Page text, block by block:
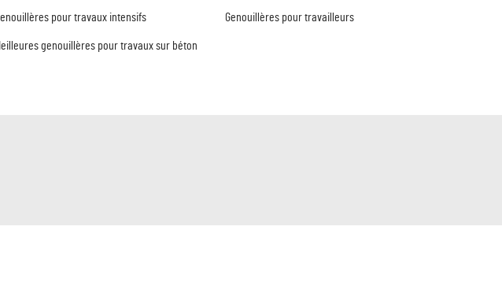
pour travaux intensifs Genouillères pour travailleurs
genouillères pour travaux sur béton